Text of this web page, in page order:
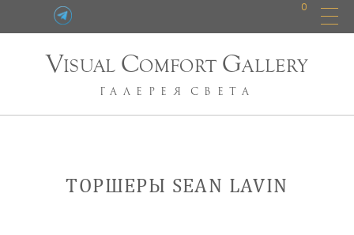
0
VISUAL COMFORT GALLERY
ГАЛЕРЕЯ СВЕТА
ТОРШЕРЫ SEAN LAVIN